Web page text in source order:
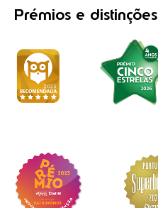
Prémios e distinções